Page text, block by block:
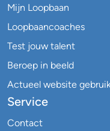
Mijn Loopbaan
Loopbaancoaches
Test jouw talent
Beroep in beeld
Actueel website
Service
Contact